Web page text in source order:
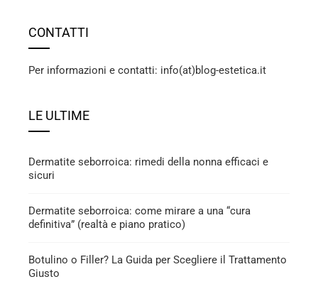
CONTATTI
Per informazioni e contatti: info(at)blog-estetica.it
LE ULTIME
Dermatite seborroica: rimedi della nonna efficaci e
sicuri
Dermatite seborroica: come mirare a una “cura
definitiva” (realtà e piano pratico)
Botulino o Filler? La Guida per Scegliere il Trattamento
Giusto